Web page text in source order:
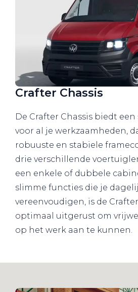
Crafter Chassis
De Crafter Chassis biedt
voor al je werkzaamheden,
robuuste en stabiele
drie verschillende
een enkele of dubbele
slimme functies die je
vereenvoudigen, is de
optimaal uitgerust om
op het werk aan te kunnen.